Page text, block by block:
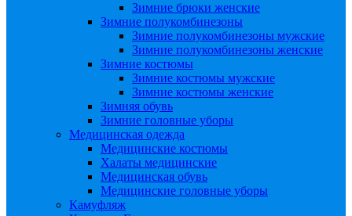
Зимние брюки женские
Зимние полукомбинезоны
Зимние полукомбинезоны мужские
Зимние полукомбинезоны женские
Зимние костюмы
Зимние костюмы мужские
Зимние костюмы женские
Зимняя обувь
Зимние головные уборы
Медицинская одежда
Медицинские костюмы
Халаты медицинские
Медицинская обувь
Медицинские головные уборы
Камуфляж